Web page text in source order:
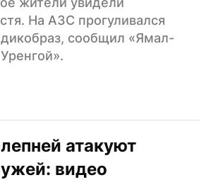
На АЗС прогуливался
сообщил «Ямал-
атакуют
видео